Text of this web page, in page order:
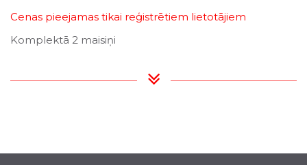
Cenas pieejamas tikai reģistrētiem lietotājiem
Komplektā 2 maisiņi